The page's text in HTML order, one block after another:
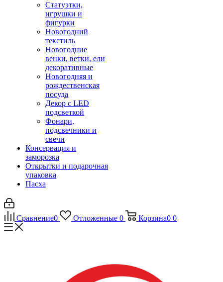
Статуэтки,
игрушки и
фигурки
Новогодний
текстиль
Новогодние
венки, ветки, ели
декоративные
Новогодняя и
рождественская
посуда
Декор с LED
подсветкой
Фонари,
подсвечники и
свечи
Консервация и
заморозка
Открытки и подарочная
упаковка
Пасха
Сравнение0 Отложенные 0 Корзина0 0